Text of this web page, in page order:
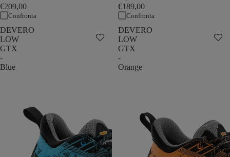
€209,00
Confronta
€189,00
Confronta
DEVERO
LOW
GTX
-
Blue
DEVERO
LOW
GTX
-
Orange